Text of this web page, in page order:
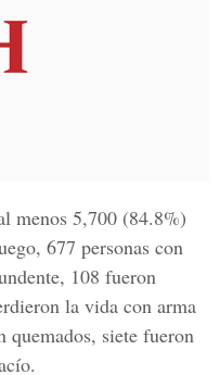
menos 5,700 (84.8%)
677 personas con
108 fueron
la vida con arma
quemados, siete fueron